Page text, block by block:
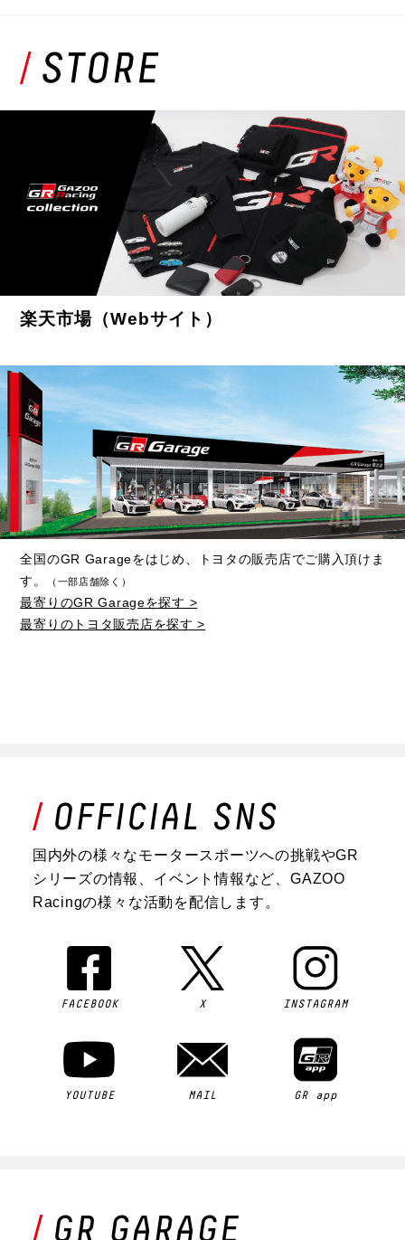
楽天市場（Webサイト）
全国のGR Garageをはじめ、トヨタの販売店でご購入頂けま
す。
（一部店舗除く）
最寄りのGR Garageを探す >
最寄りのトヨタ販売店を探す >
国内外の様々なモータースポーツへの挑戦やGR
シリーズの情報、イベント情報など、GAZOO
Racingの様々な活動を配信します。
FACEBOOK X INSTAGRAM
YOUTUBE MAIL GR app